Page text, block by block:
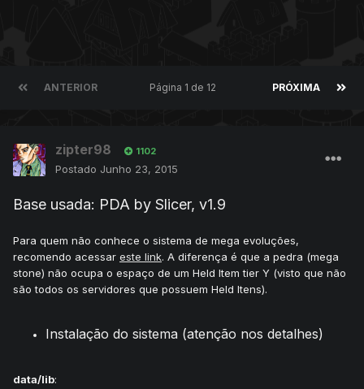
ANTERIOR PRÓXIMA
Página 1 de 12
zipter98 1102
Postado Junho 23, 2015
Base usada: PDA by Slicer, v1.9
Para quem não conhece o sistema de mega evoluções,
recomendo acessar este link. A diferença é que a pedra (mega
stone) não ocupa o espaço de um Held Item tier Y (visto que não
são todos os servidores que possuem Held Itens).
Instalação do sistema (atenção nos detalhes)
data/lib: